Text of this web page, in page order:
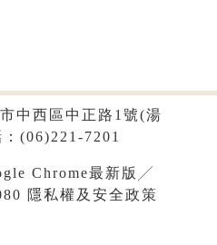
中西區中正路1號(湯
(06)221-7201
Chrome最新版╱
隱私權及安全政策